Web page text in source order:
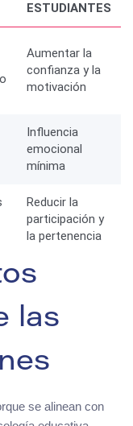
ESTUDIANTES
Aumentar la
confianza y la
motivación
Influencia
emocional
mínima
Reducir la
participación y
la pertenencia
las
se alinean con